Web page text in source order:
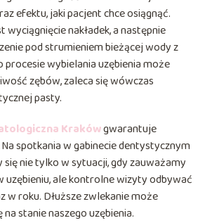
efektu, jaki pacjent chce osiągnąć.
nakładek, a następnie
pod strumieniem bieżącej wody z
wybielania uzębienia może
zębów, zaleca się wówczas
pasty.
Krakówgwarantuje
spotkania w gabinecie dentystycznym
nie tylko w sytuacji, gdy zauważamy
uzębieniu, ale kontrolne wizyty odbywać
w roku. Dłuższe zwlekanie może
stanie naszego uzębienia.